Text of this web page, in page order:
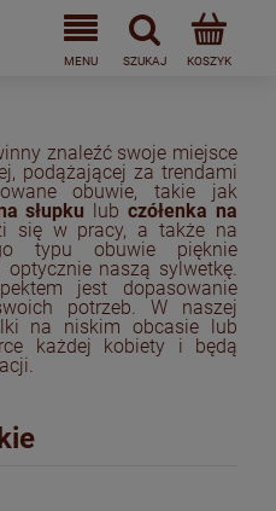
znaleźć swoje miejsce
podążającej za trendami
obuwie, takie jak
słupku lubczółenka na
się w pracy, a także na
typu obuwie pięknie
optycznie naszą sylwetkę.
jest dopasowanie
potrzeb. W naszej
na niskim obcasie lub
każdej kobiety i będą